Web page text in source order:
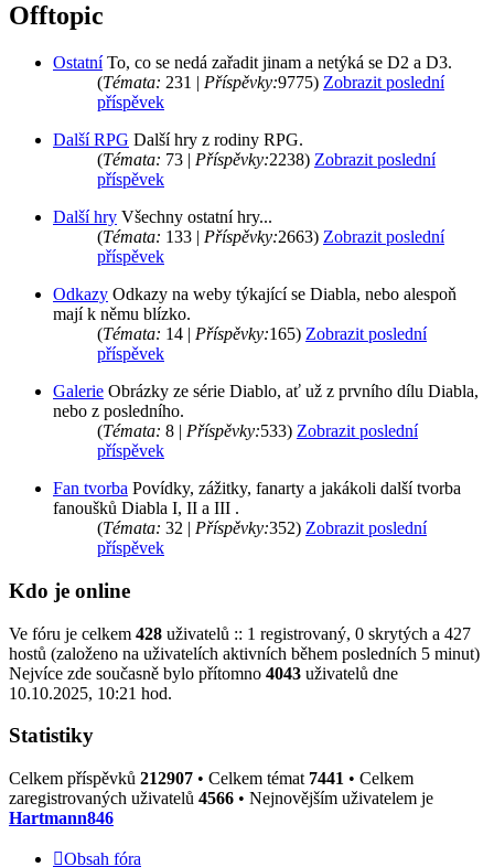
Offtopic
Ostatní To, co se nedá zařadit jinam a netýká se D2 a D3.
(Témata: 231 | Příspěvky:9775) Zobrazit poslední
příspěvek
Další RPG Další hry z rodiny RPG.
(Témata: 73 | Příspěvky:2238) Zobrazit poslední
příspěvek
Další hry Všechny ostatní hry...
(Témata: 133 | Příspěvky:2663) Zobrazit poslední
příspěvek
Odkazy Odkazy na weby týkající se Diabla, nebo alespoň
mají k němu blízko.
(Témata: 14 | Příspěvky:165) Zobrazit poslední
příspěvek
Galerie Obrázky ze série Diablo, ať už z prvního dílu Diabla,
nebo z posledního.
(Témata: 8 | Příspěvky:533) Zobrazit poslední
příspěvek
Fan tvorba Povídky, zážitky, fanarty a jakákoli další tvorba
fanoušků Diabla I, II a III .
(Témata: 32 | Příspěvky:352) Zobrazit poslední
příspěvek
Kdo je online
Ve fóru je celkem 428 uživatelů :: 1 registrovaný, 0 skrytých a 427
hostů (založeno na uživatelích aktivních během posledních 5 minut)
Nejvíce zde současně bylo přítomno 4043 uživatelů dne
10.10.2025, 10:21 hod.
Statistiky
Celkem příspěvků 212907 • Celkem témat 7441 • Celkem
zaregistrovaných uživatelů 4566 • Nejnovějším uživatelem je
Hartmann846
Obsah fóra